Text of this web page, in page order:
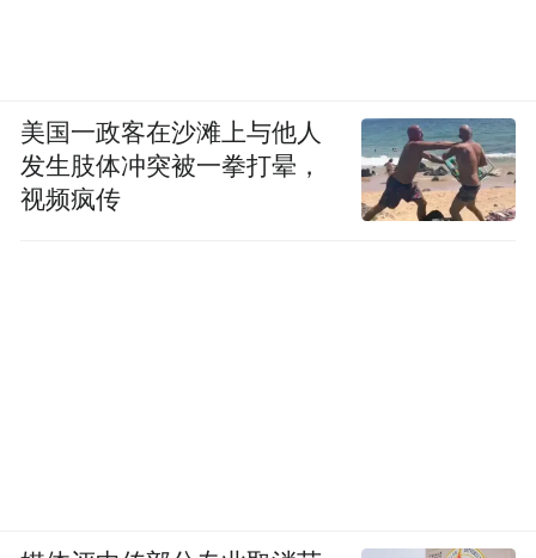
美国一政客在沙滩上与他人
发生肢体冲突被一拳打晕，
视频疯传